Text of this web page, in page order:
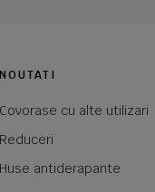
NOUTATI
Covorase cu alte utilizari
Reduceri
Huse antiderapante